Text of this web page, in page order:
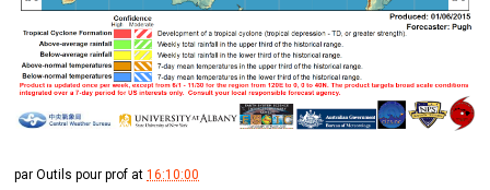
parOutils pour prof at16:10:00